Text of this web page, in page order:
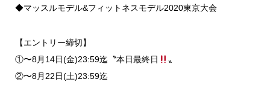
◆マッスルモデル&フィットネスモデル2020東京大会
【エントリー締切】
①〜8月14日(金)23:59迄〝本日最終日
〟
②〜8月22日(土)23:59迄